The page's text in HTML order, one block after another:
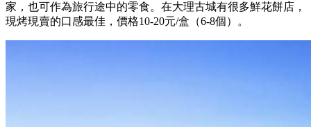
家，也可作為旅行途中的零食。在大理古城有很多鮮花餅店，
現烤現賣的口感最佳，價格10-20元/盒（6-8個）。